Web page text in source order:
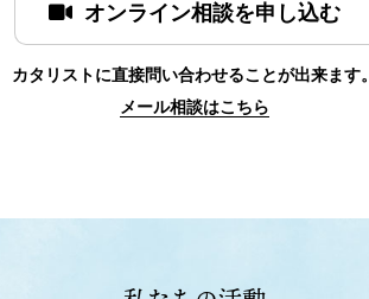
オンライン相談を申し込む
カタリストに直接問い合わせることが出来ます。
メール相談はこちら